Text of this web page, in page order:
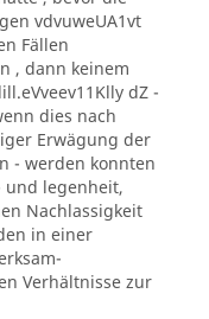
vdvuweUA1vt
Fällen
, dann keinem
dZ -
dies nach
Erwägung der
- werden konnten
und legenheit,
Nachlassigkeit
in einer
Verhältnisse zur